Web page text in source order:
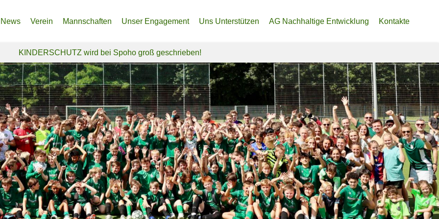
News Verein
Über uns
Historie
Vereinsphilosophie & Ethikkodex
Mannschaften
Herrenabteilung
Jugendabteilung
Inklusionsteam
Unser Engagement
Spendenprojekt Ukraine
Uns Unterstützen
Sponsoren
Freiwilliger Beitrag zur Trainier:innen-Finanzierung
Sozialer Fördertopf
AG Nachhaltige Entwicklung Kontakte
KINDERSCHUTZ wird bei Spoho groß geschrieben!